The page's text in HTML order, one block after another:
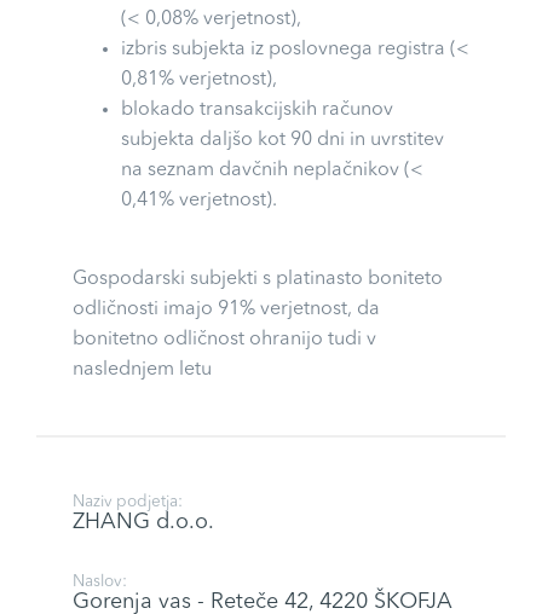
(< 0,08% verjetnost),
izbris subjekta iz poslovnega registra (<
0,81% verjetnost),
blokado transakcijskih računov
subjekta daljšo kot 90 dni in uvrstitev
na seznam davčnih neplačnikov (<
0,41% verjetnost).
Gospodarski subjekti s platinasto boniteto
odličnosti imajo 91% verjetnost, da
bonitetno odličnost ohranijo tudi v
naslednjem letu
Naziv podjetja:
ZHANG d.o.o.
Naslov:
Gorenja vas - Reteče 42, 4220 ŠKOFJA